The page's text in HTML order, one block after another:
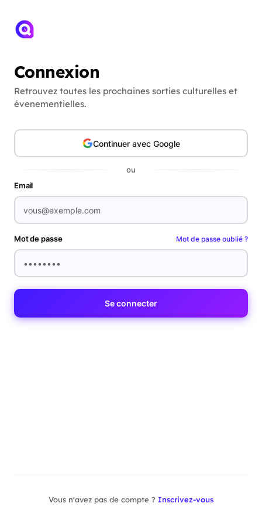
Connexion
Retrouvez toutes les prochaines sorties culturelles et
évenementielles.
Continuer avec Google
ou
Email
Mot de passe Mot de passe oublié ?
Se connecter
Vous n'avez pas de compte ? Inscrivez-vous